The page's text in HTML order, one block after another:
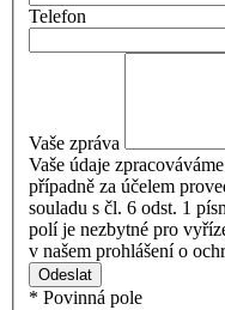
Telefon
Vaše zpráva
Vaše údaje
případně za účelem
souladu s čl. 6 odst. 1
polí je nezbytné pro
v našem prohlášení o
Odeslat
* Povinná pole